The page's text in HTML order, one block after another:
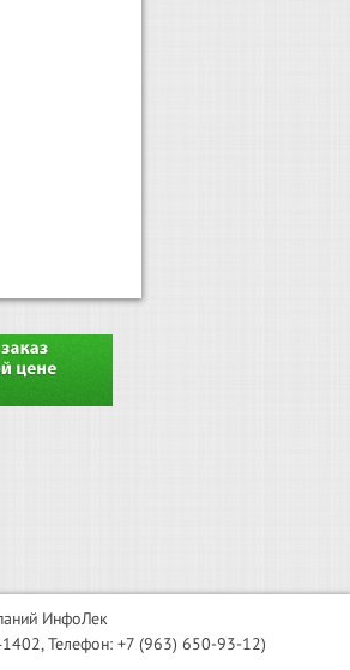
ИнфоЛек
Телефон: +7 (963) 650-93-12)